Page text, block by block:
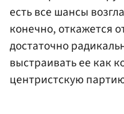
есть все шансы
конечно, откажется
достаточно
выстраивать ее как
центристскую